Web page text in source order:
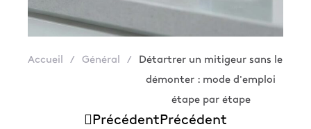
Accueil / Général / Détartrer un mitigeur sans le
démonter : mode d'emploi
étape par étape
Précédent Précédent